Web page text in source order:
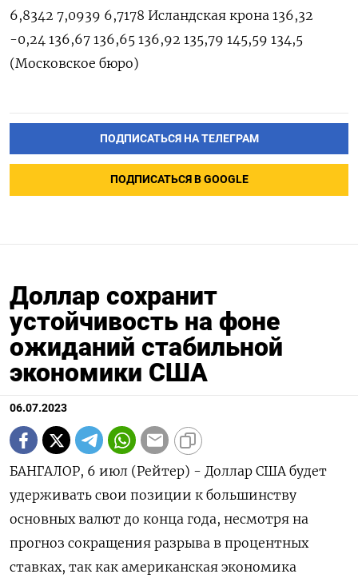
6,8342 7,0939 6,7178 Исландская крона 136,32
-0,24 136,67 136,65 136,92 135,79 145,59 134,5
(Московское бюро)
ПОДПИСАТЬСЯ НА ТЕЛЕГРАМ
ПОДПИСАТЬСЯ В GOOGLE
Доллар сохранит
устойчивость на фоне
ожиданий стабильной
экономики США
06.07.2023
БАНГАЛОР, 6 июл (Рейтер) - Доллар США будет
удерживать свои позиции к большинству
основных валют до конца года, несмотря на
прогноз сокращения разрыва в процентных
ставках, так как американская экономика